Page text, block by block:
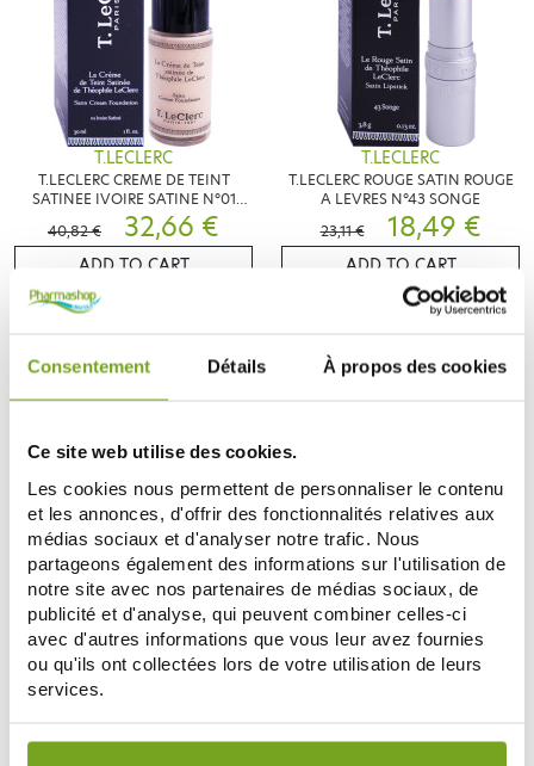
Consentement Détails À propos des cookies
Ce site web utilise des cookies.
Les cookies nous permettent de personnaliser le contenu
et les annonces, d'offrir des fonctionnalités relatives aux
médias sociaux et d'analyser notre trafic. Nous
partageons également des informations sur l'utilisation de
notre site avec nos partenaires de médias sociaux, de
publicité et d'analyse, qui peuvent combiner celles-ci
avec d'autres informations que vous leur avez fournies
ou qu'ils ont collectées lors de votre utilisation de leurs
services.
Votre choix de consentement est conservé pendant une
T.LECLERC
T.LECLERC CREME DE TEINT
SATINEE IVOIRE SATINE N°01
30ML
40,82 € 32,66 €
ADD TO CART
T.LECLERC
T.LECLERC ROUGE SATIN ROUGE
A LEVRES N°43 SONGE
23,11 €
18,49 €
ADD TO CART
-10%
T.LECLERC
T.LECLERC CRAYON A LEVRES
ROUGE EMOTION 10 1.2G
16,55 €
14,90 €
ADD TO CART
-10%
T.LECLERC
T.LECLERC ROUGE A LEVRES
TRANSPARENT TULLE 02 3G
23,11 €
20,80 €